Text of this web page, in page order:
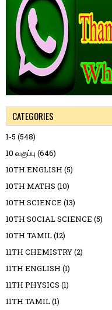
CATEGORIES
1-5 (548)
10 வகுப்பு (646)
10TH ENGLISH (5)
10TH MATHS (10)
10TH SCIENCE (13)
10TH SOCIAL SCIENCE (5)
10TH TAMIL(12)
11TH CHEMISTRY(2)
11TH ENGLISH (1)
11TH PHYSICS (1)
11TH TAMIL(1)